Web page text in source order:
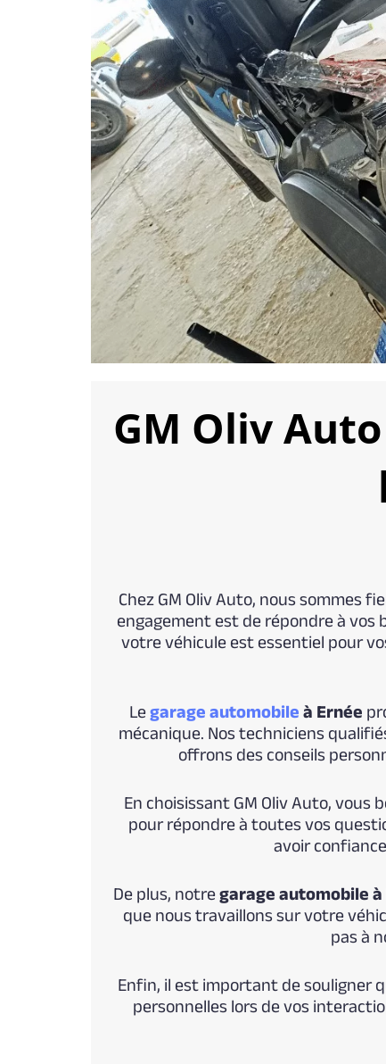
GM Oliv
Chez GM Oliv Auto, nous sommes
engagement est de répondre à vos
votre véhicule est essentiel pour
Legarage automobile à Ernée
mécanique. Nos techniciens
offrons des conseils
En choisissant GM Oliv Auto, vous
pour répondre à toutes vos
avoir
De plus, notregarage automobile à
que nous travaillons sur votre
pas à
Enfin, il est important de souligner
personnelles lors de vos